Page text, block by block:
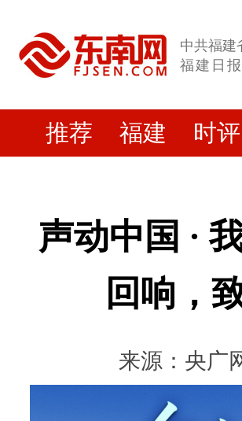
中共福建
福建日
推荐 福建 时评
声动中国 ·
回响，
来源：央广